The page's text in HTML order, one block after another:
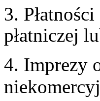
3.
płatniczej
4. Imprezy